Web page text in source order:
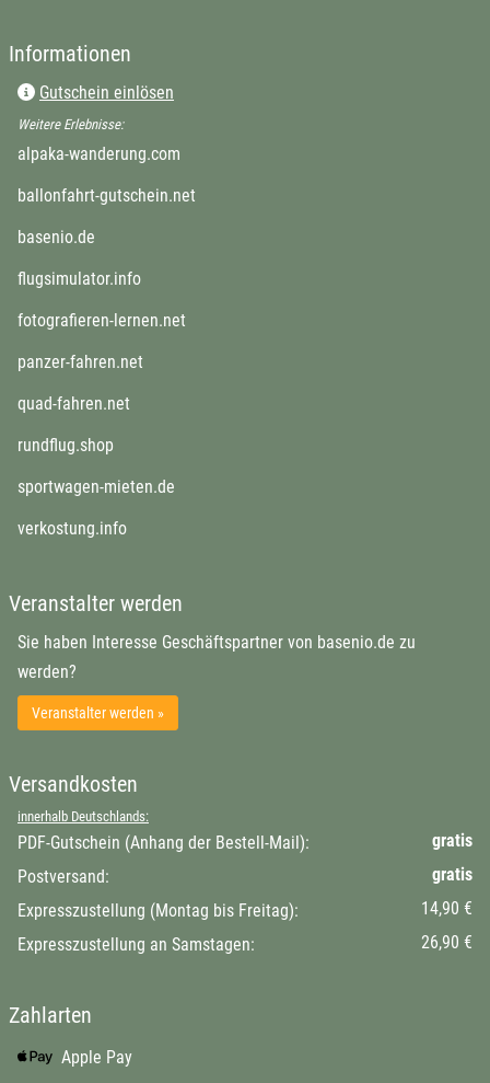
Informationen
Gutschein einlösen
Weitere Erlebnisse:
alpaka-wanderung.com
ballonfahrt-gutschein.net
basenio.de
flugsimulator.info
fotografieren-lernen.net
panzer-fahren.net
quad-fahren.net
rundflug.shop
sportwagen-mieten.de
verkostung.info
Veranstalter werden
Sie haben Interesse Geschäftspartner von basenio.de zu
werden?
Veranstalter werden »
Versandkosten
innerhalb Deutschlands:
PDF-Gutschein (Anhang der Bestell-Mail):
gratis
Postversand:
gratis
Expresszustellung (Montag bis Freitag):
14,90 €
Expresszustellung an Samstagen:
26,90 €
Zahlarten
Apple Pay